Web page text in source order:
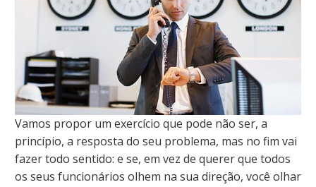
Vamos propor um exercício que pode não ser, a
princípio, a resposta do seu problema, mas no fim vai
fazer todo sentido: e se, em vez de querer que todos
os seus funcionários olhem na sua direção, você olhar